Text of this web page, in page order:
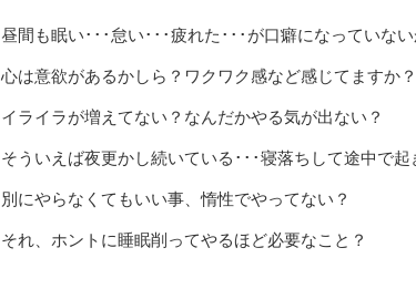
昼間も眠い･･･怠い･･･疲れた･･･が口癖になっていない
心は意欲があるかしら？ワクワク感など感じてますか
イライラが増えてない？なんだかやる気が出ない？
そういえば夜更かし続いている･･･寝落ちして途中で起
別にやらなくてもいい事、惰性でやってない？
それ、ホントに睡眠削ってやるほど必要なこと？